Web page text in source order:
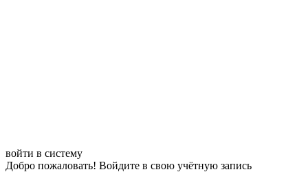
войти в систему
Добро пожаловать! Войдите в свою учётную запись